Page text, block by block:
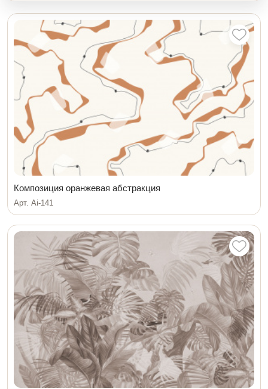
Композиция оранжевая абстракция
Арт. Ai-141